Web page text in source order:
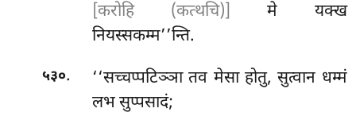
[करोहि (कत्थचि)]
मे यक्ख
नियस्सकम्म’’न्ति.
५३०. ‘‘सच्चप्पटिञ्ञातव मेसा होतु, सुत्वान धम्मं
लभ सुप्पसादं;